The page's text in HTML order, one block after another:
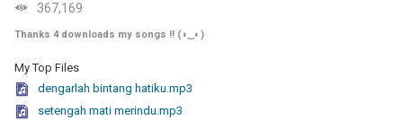
367,169
Thanks 4 downloads my songs !! (◑‿◐)
My Top Files
dengarlah bintang hatiku.mp3
setengah mati merindu.mp3